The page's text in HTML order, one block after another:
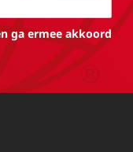
ga ermee akkoord